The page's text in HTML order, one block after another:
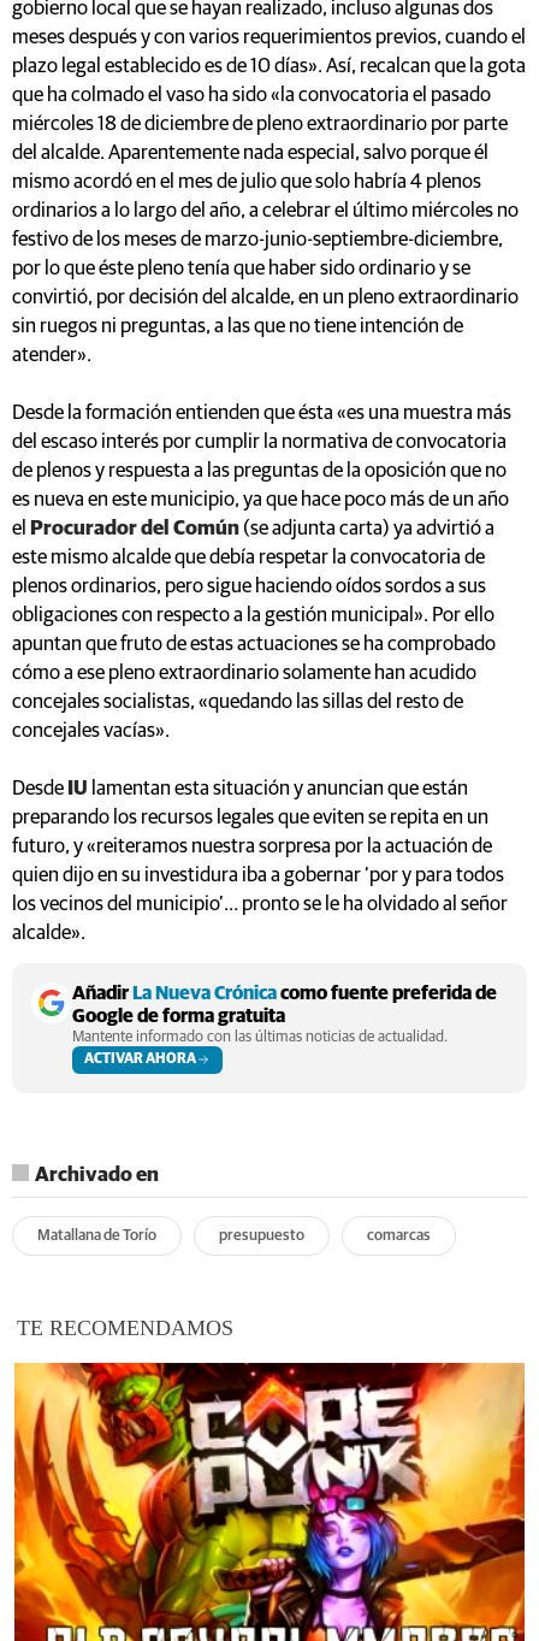
gobierno local que se hayan realizado, incluso algunas dos
meses después y con varios requerimientos previos, cuando el
plazo legal establecido es de 10 días». Así, recalcan que la gota
que ha colmado el vaso ha sido «la convocatoria el pasado
miércoles 18 de diciembre de pleno extraordinario por parte
del alcalde. Aparentemente nada especial, salvo porque él
mismo acordó en el mes de julio que solo habría 4 plenos
ordinarios a lo largo del año, a celebrar el último miércoles no
festivo de los meses de marzo-junio-septiembre-diciembre,
por lo que éste pleno tenía que haber sido ordinario y se
convirtió, por decisión del alcalde, en un pleno extraordinario
sin ruegos ni preguntas, a las que no tiene intención de
atender».
Desde la formación entienden que ésta «es una muestra más
del escaso interés por cumplir la normativa de convocatoria
de plenos y respuesta a las preguntas de la oposición que no
es nueva en este municipio, ya que hace poco más de un año
el
Procurador del Común (se adjunta carta) ya advirtió a
este mismo alcalde que debía respetar la convocatoria de
plenos ordinarios, pero sigue haciendo oídos sordos a sus
obligaciones con respecto a la gestión municipal». Por ello
apuntan que fruto de estas actuaciones se ha comprobado
cómo a ese pleno extraordinario solamente han acudido
concejales socialistas, «quedando las sillas del resto de
concejales vacías».
Desde IU lamentan esta situación y anuncian que están
preparando los recursos legales que eviten se repita en un
futuro, y «reiteramos nuestra sorpresa por la actuación de
quien dijo en su investidura iba a gobernar ‘por y para todos
los vecinos del municipio’… pronto se le ha olvidado al señor
alcalde».
AñadirLa Nueva Crónicacomo fuente preferida de
Google de forma gratuita
Mantente informado con las últimas noticias de actualidad.
ACTIVAR AHORA
Archivado en
Matallana de Torío presupuesto comarcas
TE RECOMENDAMOS